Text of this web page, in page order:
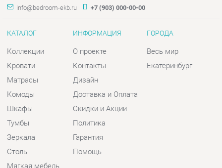
Матрасы
Шкафы
Тумбы
Зеркала
Столы
Мягкая мебель
Комплектующие
Дизайн
Скидки и Акции
Политика
Гарантия
Помощь
Шоурум и склад самовывоза
Адрес: г. Екатеринбург, пер.